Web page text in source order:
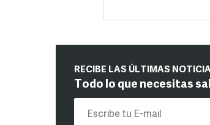
RECIBE LAS ÚLTIMAS
Todo lo que necesitas